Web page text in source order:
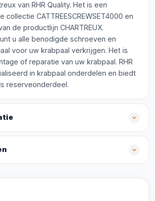
van RHR Quality. Het is een
collectie CATTREESCREWSET4000 en
de productlijn CHARTREUX.
u alle benodigde schroeven en
voor uw krabpaal verkrijgen. Het is
of reparatie van uw krabpaal. RHR
in krabpaal onderdelen en biedt
reserveonderdeel.